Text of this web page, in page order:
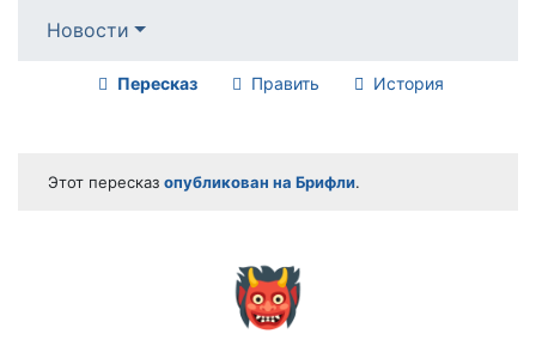
Новости
Пересказ Править История
Этот пересказ опубликован на Брифли.
👹